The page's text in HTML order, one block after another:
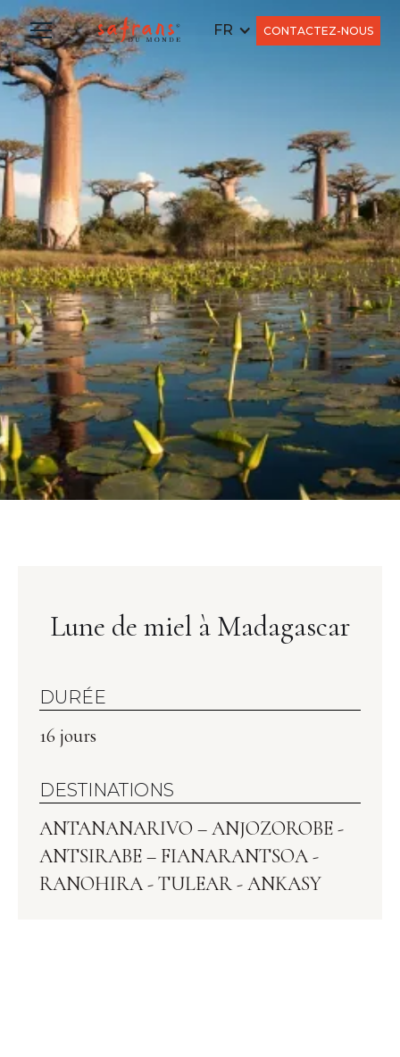
FR CONTACTEZ-NOUS
Lune de miel à Madagascar
DURÉE
16 jours
DESTINATIONS
ANTANANARIVO – ANJOZOROBE -
ANTSIRABE – FIANARANTSOA -
RANOHIRA - TULEAR - ANKASY